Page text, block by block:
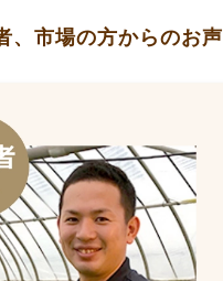
、市場の方からのお声